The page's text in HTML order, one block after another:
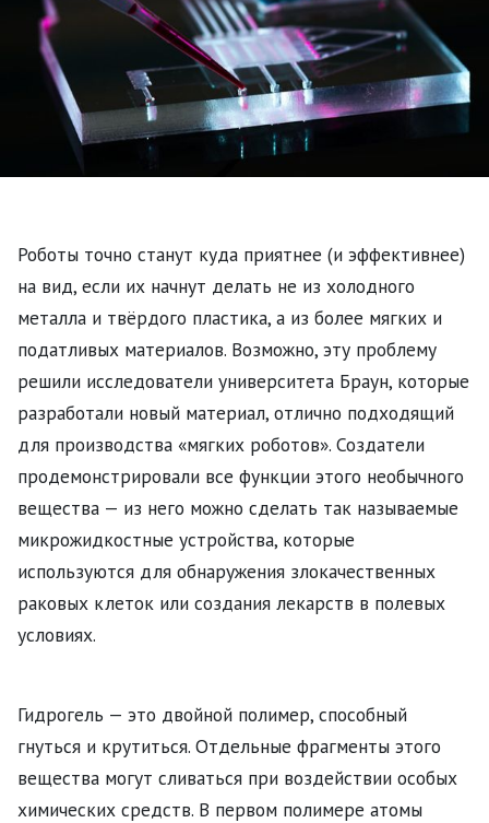
Роботы точно станут куда приятнее (и эффективнее)
на вид, если их начнут делать не из холодного
металла и твёрдого пластика, а из более мягких и
податливых материалов. Возможно, эту проблему
решили исследователи университета Браун, которые
разработали новый материал, отлично подходящий
для производства «мягких роботов». Создатели
продемонстрировали все функции этого необычного
вещества — из него можно сделать так называемые
микрожидкостные устройства, которые
используются для обнаружения злокачественных
раковых клеток или создания лекарств в полевых
условиях.
Гидрогель — это двойной полимер, способный
гнуться и крутиться. Отдельные фрагменты этого
вещества могут сливаться при воздействии особых
химических средств. В первом полимере атомы